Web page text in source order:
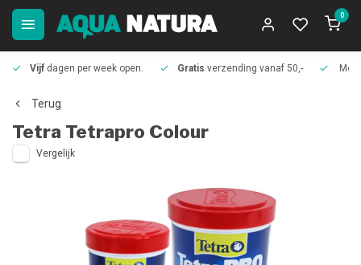
0
Vijf dagen per week open. Gratis verzending vanaf 50,-
Terug
Tetra Tetrapro Colour
Vergelijk